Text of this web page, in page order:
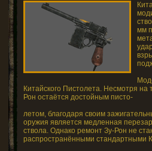
мм
Китайского Пистолета. Несмотря
Рон остаётся достойным писто-
летом, благодаря своим
оружия является медленная
ствола. Однако ремонт Зу-Рон не
распространёнными стандартными